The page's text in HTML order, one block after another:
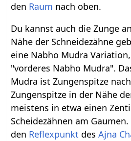
den Raum nach oben.
Du kannst auch die Zunge
Nähe der Schneidezähne
eine Nabho Mudra
"vorderes Nabho Mudra".
Mudra ist Zungenspitze
Zungenspitze in der Nähe
meistens in etwa einen
Scheidezähnen am
den Reflexpunkt desAjna